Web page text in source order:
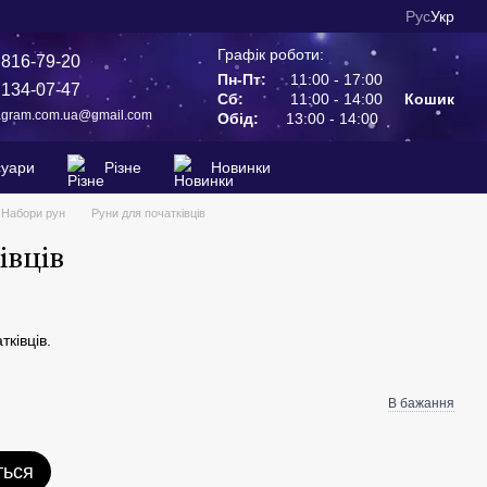
РусУкр
79-20
07-47
Графік роботи:
Пн-Пт:
11:00 - 17:00
Сб:
11:00 - 14:00
Обід:
13:00 - 14:00
Кошик
Різне Новинки
Набори рун Руни для початківців
В бажання